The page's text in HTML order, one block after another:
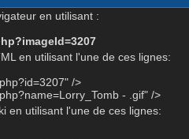
en utilisant :
en utilisant l'une de ces lignes:
/>
- .gif" />
en utilisant l'une de ces lignes: